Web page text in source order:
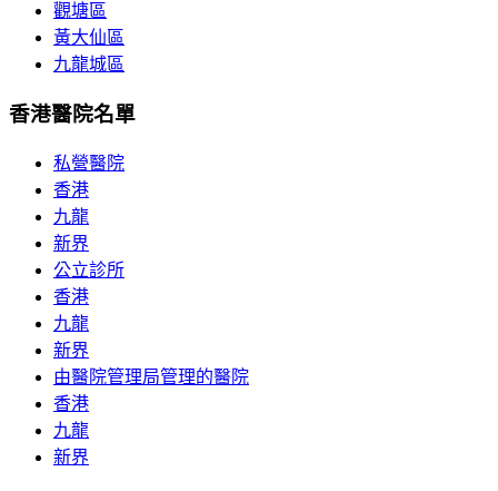
觀塘區
黃大仙區
九龍城區
香港醫院名單
私營醫院
香港
九龍
新界
公立診所
香港
九龍
新界
由醫院管理局管理的醫院
香港
九龍
新界